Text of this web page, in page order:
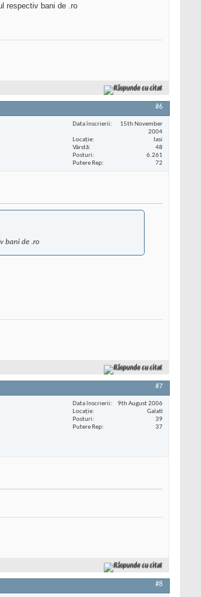
respectiv bani de .ro
Răspunde cu citat
#6
Data înscrierii
15th November
2004
Locaţie
Iasi
Vârstă
48
Posturi
6.261
Putere Rep
72
bani de .ro
Răspunde cu citat
#7
Data înscrierii
9th August 2006
Locaţie
Galati
Posturi
39
Putere Rep
37
Răspunde cu citat
#8